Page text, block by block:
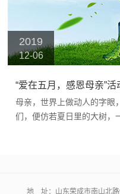
2019
12-06
“爱在五月，感恩母亲”
母亲，世界上做动人的字眼
们，便仿若夏日里的大树，
地 址：山东荣成市南山北